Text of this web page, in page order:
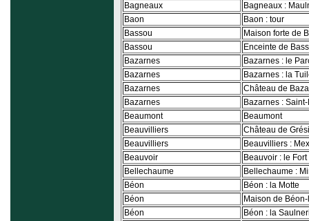
Bagneaux
Bagneaux :
Baon
Baon : tour
Bassou
Maison forte de
Bassou
Enceinte de
Bazarnes
Bazarnes : le
Bazarnes
Bazarnes : la
Bazarnes
Château de
Bazarnes
Bazarnes :
Beaumont
Beaumont
Beauvilliers
Château de
Beauvilliers
Beauvilliers :
Beauvoir
Beauvoir : le Fort
Bellechaume
Bellechaume :
Béon
Béon : la Motte
Béon
Maison de
Béon
Béon : la